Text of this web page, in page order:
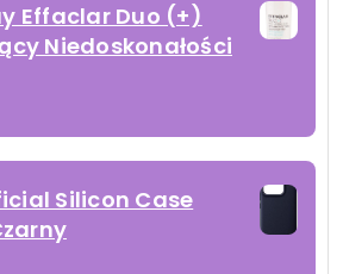
Effaclar Duo (+)
Niedoskonałości
Silicon Case